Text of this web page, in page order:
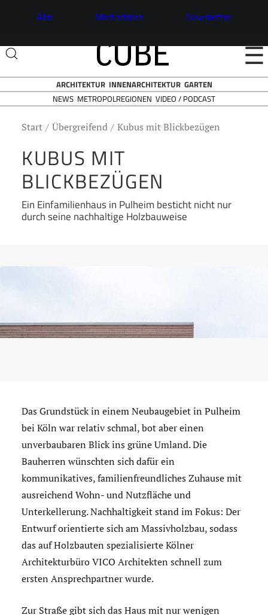
Abo Mediadaten Newsletter
☰
ARCHITEKTUR INNENARCHITEKTUR GARTEN
NEWS METROPOLREGIONEN VIDEO / PODCAST
Start Übergreifend Kubus mit Blickbezügen
KUBUS MIT
BLICKBEZÜGEN
Ein Einfamilienhaus in Pulheim besticht nicht nur
durch seine nachhaltige Holzbauweise
Das Grundstück in einem Neubaugebiet in Pulheim
bei Köln war relativ schmal, bot aber einen
unverbaubaren Blick ins grüne Umland. Die
Bauherren wünschten sich dafür ein
kommunikatives, familienfreundliches Zuhause mit
ausreichend Wohn- und Nutzfläche und
Unterkellerung. Nachhaltigkeit stand im Fokus: Der
Entwurf orientierte sich am Massivholzbau, sodass
das auf Holzbauten spezialisierte Kölner
Architekturbüro VICO Architekten schnell zum
ersten Ansprechpartner wurde.
Zur Straße gibt sich das Haus mit nur wenigen